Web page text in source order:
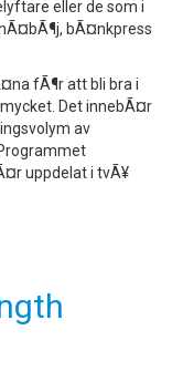
eller de som i
bÃ¤nkpress
fÃ¶r att bli bra i
Det innebÃ¤r
av
uppdelat i tvÃ¥